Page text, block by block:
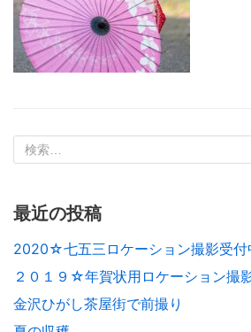
最近の投稿
2020☆七五三ロケーション撮影受付
２０１９☆年賀状用ロケーション撮
金沢ひがし茶屋街で前撮り